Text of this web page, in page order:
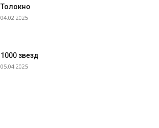
Толокно
04.02.2025
1000 звезд
05.04.2025